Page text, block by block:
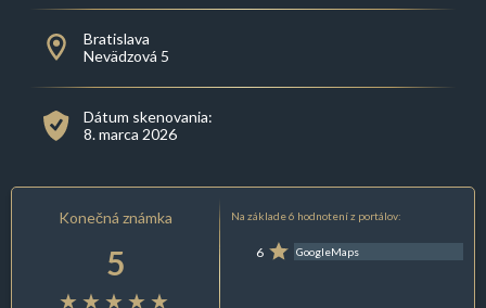
Bratislava
Nevädzová 5
Dátum skenovania:
8. marca 2026
Konečná známka
5
Na základe 6 hodnotení z portálov:
6 GoogleMaps